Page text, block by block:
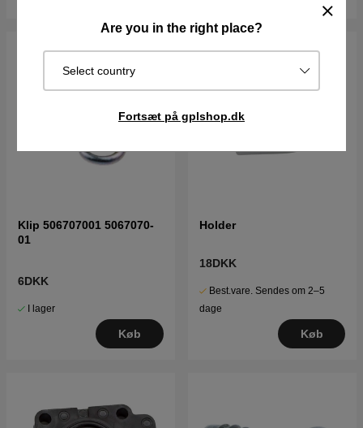
Are you in the right place?
Select country
Fortsæt på gplshop.dk
Klip 506707001 5067070-
01
6DKK
I lager
Køb
Holder
18DKK
Best.vare. Sendes om 2–5
dage
Køb